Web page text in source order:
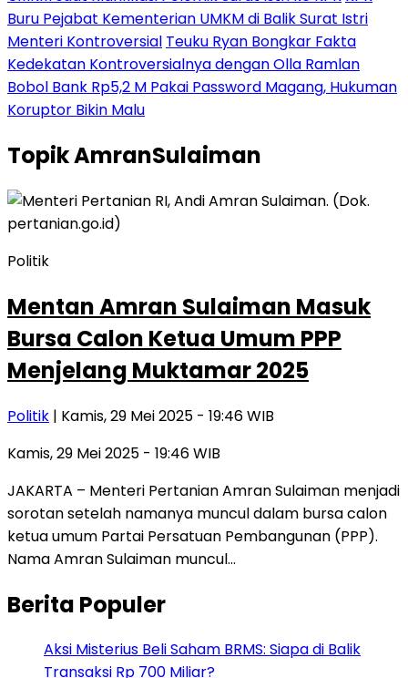
Buru Pejabat Kementerian UMKM di Balik Surat Istri
Menteri Kontroversial Teuku Ryan Bongkar Fakta
Kedekatan Kontroversialnya dengan Olla Ramlan
Bobol Bank Rp5,2 M Pakai Password Magang, Hukuman
Koruptor Bikin Malu
TopikAmranSulaiman
Politik
Mentan Amran Sulaiman Masuk
Bursa Calon Ketua Umum PPP
Menjelang Muktamar 2025
Politik | Kamis, 29 Mei 2025 - 19:46 WIB
Kamis, 29 Mei 2025 - 19:46 WIB
JAKARTA – Menteri Pertanian Amran Sulaiman menjadi
sorotan setelah namanya muncul dalam bursa calon
ketua umum Partai Persatuan Pembangunan (PPP).
Nama Amran Sulaiman muncul…
Berita Populer
Aksi Misterius Beli Saham BRMS: Siapa di Balik
Transaksi Rp 700 Miliar?